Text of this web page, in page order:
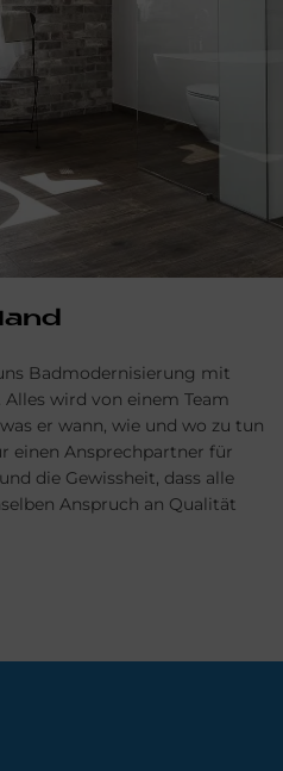
Badmodernisierung mit
wird von einem Team
er wann, wie und wo zu tun
einen Ansprechpartner für
die Gewissheit, dass alle
Anspruch an Qualität